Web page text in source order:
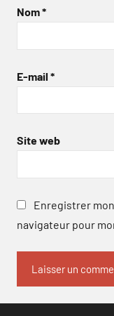
Nom*
E-mail *
Site web
Enregistrer
navigateur pour